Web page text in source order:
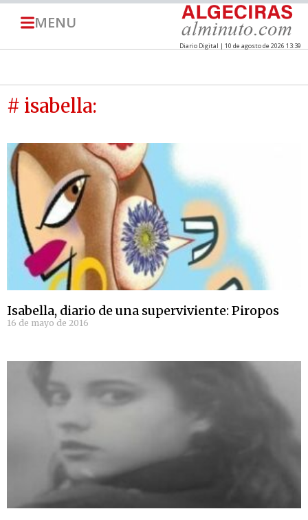
MENU
Diario Digital | 10 de agosto de 2026 13:39
# isabella:
Isabella, diario de una superviviente: Piropos
16 de mayo de 2016